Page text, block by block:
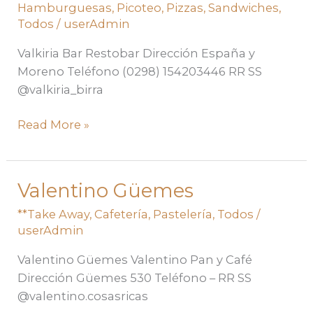
Hamburguesas, Picoteo, Pizzas,Sandwiches,
Todos / userAdmin
Valkiria Bar Restobar Dirección España y
Moreno Teléfono (0298) 154203446 RR SS
@valkiria_birra
Read More »
Valentino Güemes
**Take Away,Cafetería, Pastelería, Todos /
userAdmin
Valentino Güemes Valentino Pan y Café
Dirección Güemes 530 Teléfono – RR SS
@valentino.cosasricas
Valentino